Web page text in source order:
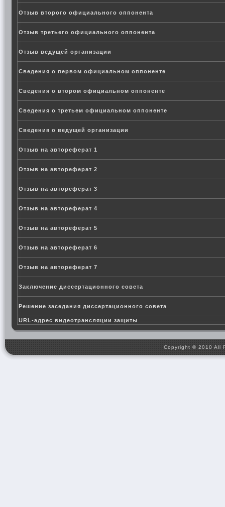
Отзыв второго официального оппонента
Отзыв третьего официального оппонента
Отзыв ведущей организации
Сведения о первом официальном оппоненте
Сведения о втором официальном оппоненте
Сведения о третьем официальном оппоненте
Сведения о ведущей организации
Отзыв на автореферат 1
Отзыв на автореферат 2
Отзыв на автореферат 3
Отзыв на автореферат 4
Отзыв на автореферат 5
Отзыв на автореферат 6
Отзыв на автореферат 7
Заключение диссертационного совета
Решение заседания диссертационного совета
URL-адрес видеотрансляции защиты
Copyright © 2010 All